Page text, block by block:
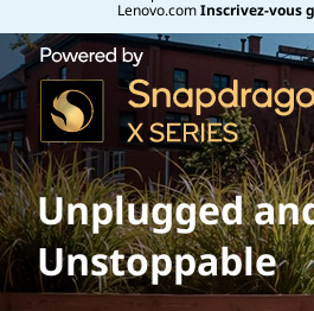
Lenovo.comInscrivez-vous
Unplugged
Unstoppable